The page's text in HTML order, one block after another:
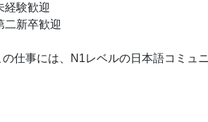
験歓迎
新卒歓迎
仕事には、N1レベルの日本語コミュ